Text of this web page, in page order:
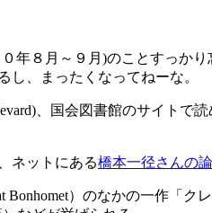
８月～９月)のことすっかり
、まったくなってねーな。
、国会図書館のサイトで
ネットにある橋本一径さんの
）のなかの一作「クレ